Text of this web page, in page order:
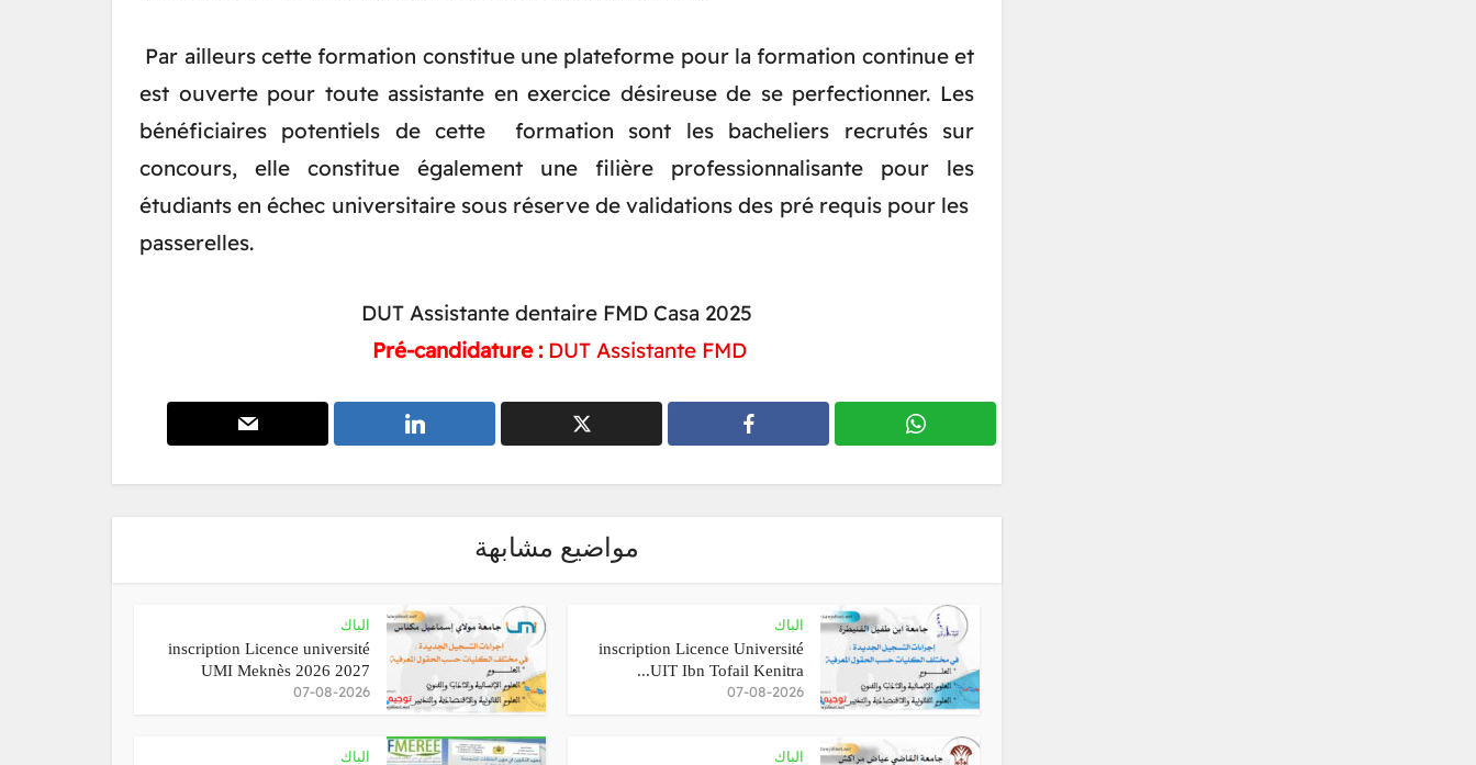
Par ailleurs cette formation constitue une plateforme pour la formation continue et
est ouverte pour toute assistante en exercice désireuse de se perfectionner. Les
bénéficiaires potentiels de cette formation sont les bacheliers recrutés sur
concours, elle constitue également une filière professionnalisante pour les
étudiants en échec universitaire sous réserve de validations des pré requis pour les
passerelles.
DUT Assistante dentaire FMD Casa 2025
Pré-candidature : DUT Assistante FMD
مواضيع مشابهة
الباك
inscription Licence Université
UIT Ibn Tofail Kenitra...
07-08-2026
الباك
inscription Licence université
UMI Meknès 2026 2027
07-08-2026
الباك الباك